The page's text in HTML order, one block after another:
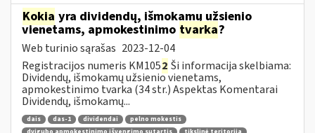
Kokia yra dividendų, išmokamų užsienio
vienetams, apmokestinimo tvarka?
Web turinio sąrašas 2023-12-04
Registracijos numeris KM1052 Ši informacija skelbiama:
Dividendų, išmokamų užsienio vienetams,
apmokestinimo tvarka (34 str.) Aspektas Komentarai
Dividendų, išmokamų...
dais das-1 dividendai
pelno mokestis